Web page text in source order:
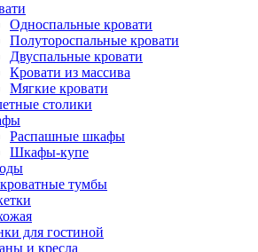
Односпальные кровати
Полутороспальные кровати
Двуспальные кровати
Кровати из массива
Мягкие кровати
столики
Распашные шкафы
Шкафы-купе
тумбы
для гостиной
и кресла